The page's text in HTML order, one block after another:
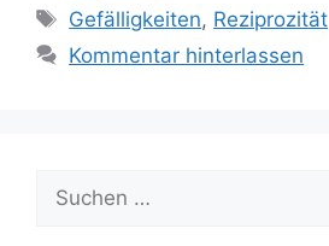
Schlagwörter
Gefälligkeiten, Reziprozität
Kommentar hinterlassen
Suchen
nach: